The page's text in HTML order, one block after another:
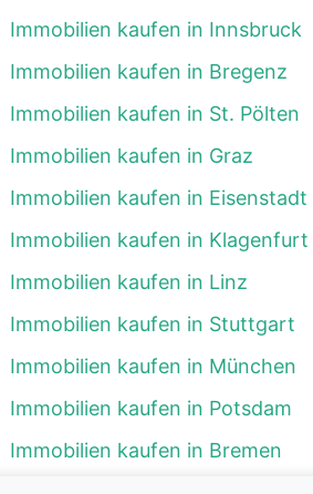
Immobilien kaufen in Innsbruck
Immobilien kaufen in Bregenz
Immobilien kaufen in St. Pölten
Immobilien kaufen in Graz
Immobilien kaufen in Eisenstadt
Immobilien kaufen in Klagenfurt
Immobilien kaufen in Linz
Immobilien kaufen in Stuttgart
Immobilien kaufen in München
Immobilien kaufen in Potsdam
Immobilien kaufen in Bremen